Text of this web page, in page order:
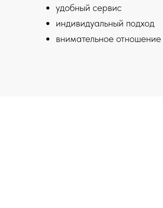
удобный сервис
индивидуальный подход
внимательное